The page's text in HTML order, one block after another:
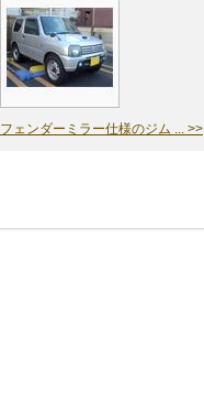
フェンダーミラー仕様のジム ... >>